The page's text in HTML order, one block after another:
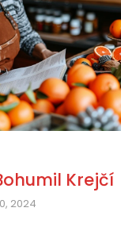
Krejčí
2024